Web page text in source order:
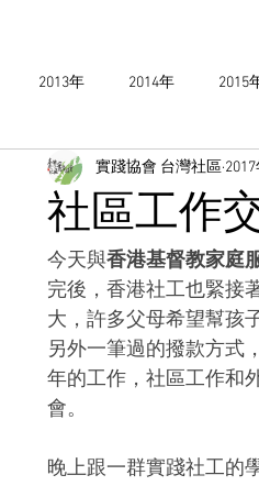
2013年 2014年 2015
社區工作
實踐協會 台灣社區
今天與香港基督教家庭
完後，香港社工也緊接
大，許多父母希望幫孩
另外一筆過的撥款方式
年的工作，社區工作和
會。
晚上跟一群實踐社工的